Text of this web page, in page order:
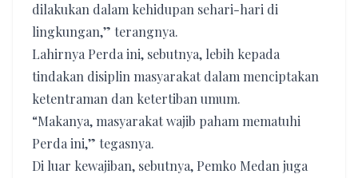
dilakukan dalam kehidupan sehari-hari di
lingkungan,” terangnya.
Lahirnya Perda ini, sebutnya, lebih kepada
tindakan disiplin masyarakat dalam menciptakan
ketentraman dan ketertiban umum.
“Makanya, masyarakat wajib paham mematuhi
Perda ini,” tegasnya.
Di luar kewajiban, sebutnya, Pemko Medan juga